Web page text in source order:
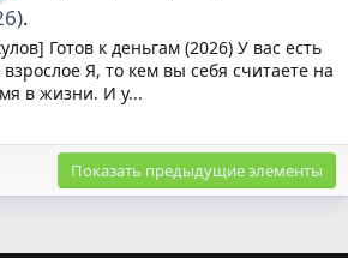
.
Готов к деньгам (2026) У вас есть
Я, то кем вы себя считаете на
в жизни. И у...
Показать предыдущие элементы